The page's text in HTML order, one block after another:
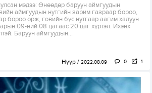
мэдээ: Өнөөдөр баруун аймгуудын
аймгуудын нутгийн зарим газраар бороо,
бороо орж, говийн бүс нутгаар аагим халуун
09-ний 08 цагаас 20 цаг хүртэл: Ихэнх
Баруун аймгуудын...
Нүүр 2022.08.09 0 1